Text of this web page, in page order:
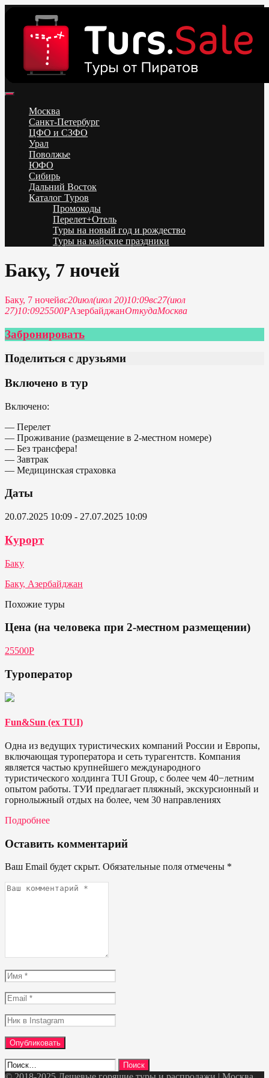
content
Низкие цены на путевки 3-7-10 ночей все включено, отдых на
море. Распродажа экскурсионных и горнолыжных туров.
Обновление каждый день. Официальный сайт Тур Сейл
Москва
Санкт-Петербург
ЦФО и СЗФО
Урал
Поволжье
ЮФО
Сибирь
Дальний Восток
Каталог Туров
Промокоды
Перелет+Отель
Туры на новый год и рождество
Туры на майские праздники
Баку, 7 ночей
Баку, 7 ночейвс20июл(июл 20)10:09вс27(июл
27)10:0925500РАзербайджанОткудаМосква
Забронировать
Поделиться с друзьями
Включено в тур
Включено:
— Перелет
— Проживание (размещение в 2-местном номере)
— Без трансфера!
— Завтрак
— Медицинская страховка
Даты
20.07.2025 10:09 - 27.07.2025 10:09
Курорт
Баку
Баку, Азербайджан
Похожие туры
Цена (на человека при 2-местном размещении)
25500Р
Туроператор
Fun&Sun (ex TUI)
Одна из ведущих туристических компаний России и Европы,
включающая туроператора и сеть турагентств. Компания
является частью крупнейшего международного
туристического холдинга TUI Group, с более чем 40−летним
опытом работы. ТУИ предлагает пляжный, экскурсионный и
горнолыжный отдых на более, чем 30 направлениях
Подробнее
Оставить комментарий
Ваш Email будет скрыт. Обязательные поля отмечены *
Ваш
Имя
*
Email
*
Ник
в
Instagram
Найти: